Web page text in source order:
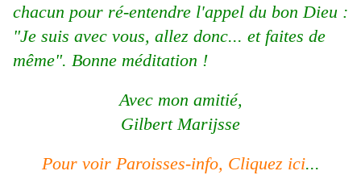
chacun pour ré-entendre l'appel du bon Dieu :
"Je suis avec vous, allez donc... et faites de
même". Bonne méditation !
Avec mon amitié,
Gilbert Marijsse
Pour voir Paroisses-info, Cliquez ici...